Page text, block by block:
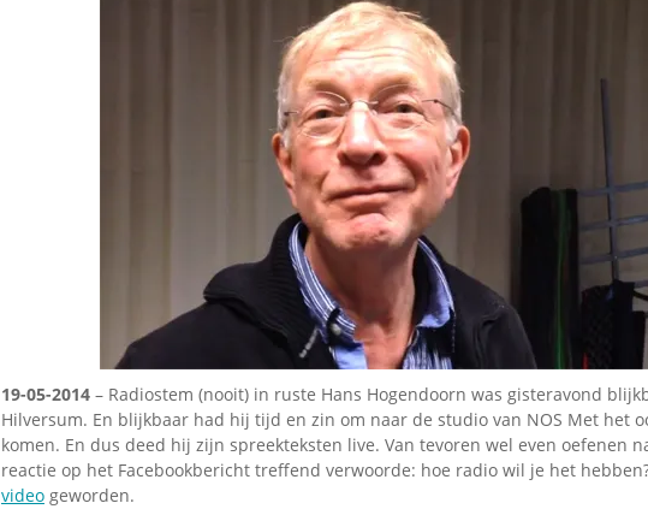
Dallas jingle city
De Tourtune
Ferry Maat 65
Ferry Maat interview
Jingle Awards
Jingle NIEUW
Omroepbanden
Stoomfluit Klaas
Vaak
Uitvinding
jinglecassette
19-05-2014 – Radiostem (nooit) in ruste Hans Hogendoorn was gisteravond
Hilversum. En blijkbaar had hij tijd en zin om naar de studio van NOS Met het
komen. En dus deed hij zijn spreekteksten live. Van tevoren wel even oefenen
reactie op het Facebookbericht treffend verwoorde: hoe radio wil je het
video geworden.